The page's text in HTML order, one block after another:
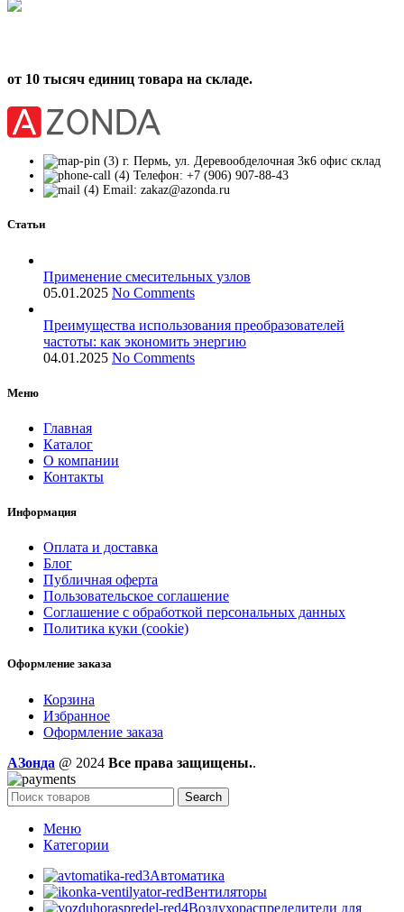
от 10 тысяч единиц товара на складе.
г. Пермь, ул. Деревообделочная 3к6 офис склад
Телефон: +7 (906) 907-88-43
Email: zakaz@azonda.ru
Статьи
Применение смесительных узлов
05.01.2025 No Comments
Преимущества использования преобразователей
частоты: как экономить энергию
04.01.2025 No Comments
Меню
Главная
Каталог
О компании
Контакты
Информация
Оплата и доставка
Блог
Публичная оферта
Пользовательское соглашение
Соглашение с обработкой персональных данных
Политика куки (cookie)
Оформление заказа
Корзина
Избранное
Оформление заказа
AЗонда @ 2024 Все права защищены..
Search
Меню
Категории
Автоматика
Вентиляторы
Воздухораспределители для